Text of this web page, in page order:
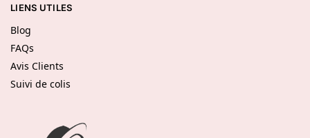
LIENS UTILES
Blog
FAQs
Avis Clients
Suivi de colis